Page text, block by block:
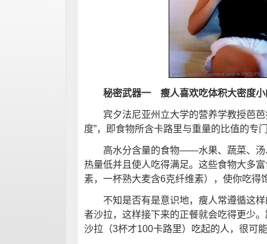
秘密武器一 瘦人喜欢吃体积大密度小
宾夕法尼亚州立大学的营养学教授芭芭
度”，即食物所含卡路里与重量的比值的专
高水分含量的食物——水果、蔬菜、汤
热量低并且使人吃得满足。这些食物大多
素，一杯熟大麦含6克纤维素），使你吃得
不知是否有是意识地，瘦人常遵循这样
者沙拉，这样接下来的正餐就会吃得更少
沙拉（3杯才100卡路里）吃起的人，很可